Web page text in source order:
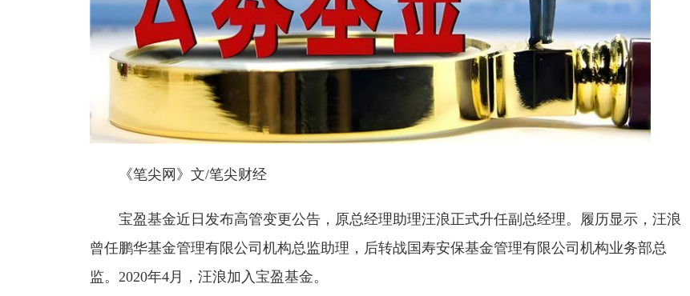
《笔尖网》文/笔尖财经
宝盈基金近日发布高管变更公告，原总经理助理汪浪正式升任副总经理。履历显示，汪浪
曾任鹏华基金管理有限公司机构总监助理，后转战国寿安保基金管理有限公司机构业务部总
监。2020年4月，汪浪加入宝盈基金。